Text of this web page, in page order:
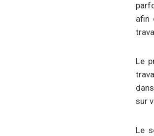
afin
Le
sur
Le